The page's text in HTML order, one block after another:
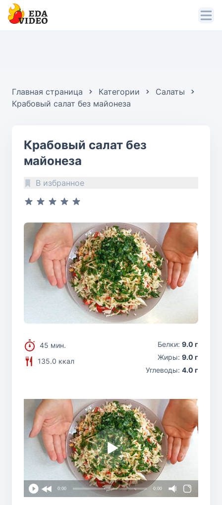
Главная страница Категории
Салаты
Крабовый салат без майонеза
Крабовый салат без
майонеза
В избранное
45 мин.
135.0 ккал
Белки: 9.0 г
Жиры: 9.0 г
Углеводы: 4.0 г
0:00 0:00